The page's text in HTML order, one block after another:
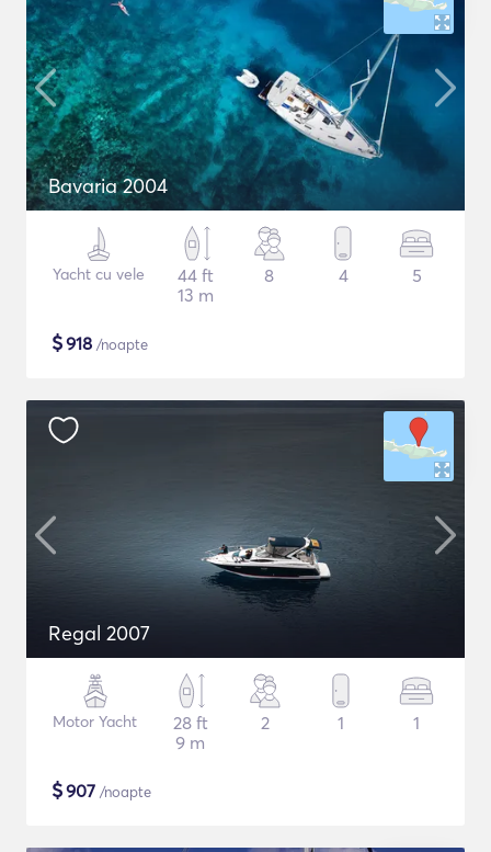
Bavaria 2004
Yacht cu vele
44 ft
13 m
8 4 5
$918 /noapte
Regal 2007
Motor Yacht
28 ft
9 m
2 1 1
$907 /noapte